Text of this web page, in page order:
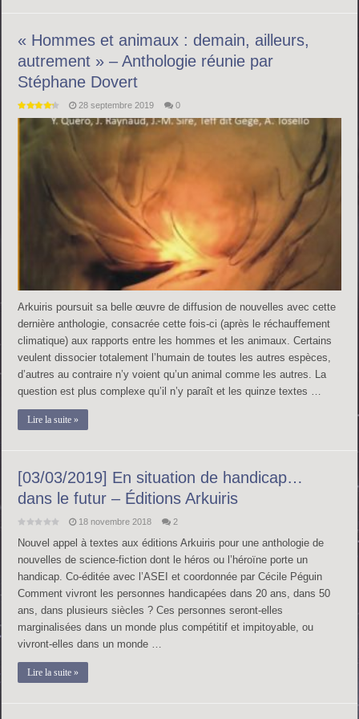
« Hommes et animaux : demain, ailleurs,
autrement » – Anthologie réunie par
Stéphane Dovert
28 septembre 2019 0
Arkuiris poursuit sa belle œuvre de diffusion de nouvelles avec cette
dernière anthologie, consacrée cette fois-ci (après le réchauffement
climatique) aux rapports entre les hommes et les animaux. Certains
veulent dissocier totalement l’humain de toutes les autres espèces,
d’autres au contraire n’y voient qu’un animal comme les autres. La
question est plus complexe qu’il n’y paraît et les quinze textes …
Lire la suite »
[03/03/2019] En situation de handicap…
dans le futur – Éditions Arkuiris
18 novembre 2018 2
Nouvel appel à textes aux éditions Arkuiris pour une anthologie de
nouvelles de science-fiction dont le héros ou l’héroïne porte un
handicap. Co-éditée avec l’ASEI et coordonnée par Cécile Péguin
Comment vivront les personnes handicapées dans 20 ans, dans 50
ans, dans plusieurs siècles ? Ces personnes seront-elles
marginalisées dans un monde plus compétitif et impitoyable, ou
vivront-elles dans un monde …
Lire la suite »